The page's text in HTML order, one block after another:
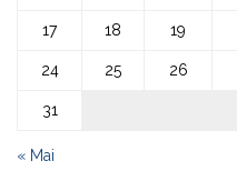
17 18 19
24 25 26
31
« Mai